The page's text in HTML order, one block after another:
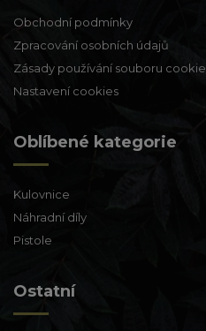
Obchodní podmínky
Zpracování osobních údajů
Zásady používání souboru cookie
Nastavení cookies
Oblíbené kategorie
Kulovnice
Náhradní díly
Pistole
Ostatní